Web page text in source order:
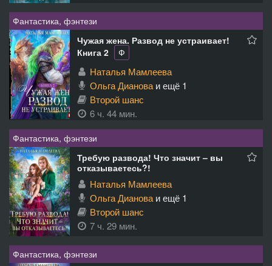
Фантастика, фэнтези
Чужая жена. Развод не устраивает!
Книга 2
Ф
Наталья Мамлеева
Ольга Диановаи ещё 1
Второй шанс
6 ч. 44 мин.
Фантастика, фэнтези
Требую развода! Что значит – вы
отказываетесь?!
Наталья Мамлеева
Ольга Диановаи ещё 1
Второй шанс
7 ч. 29 мин.
Фантастика, фэнтези